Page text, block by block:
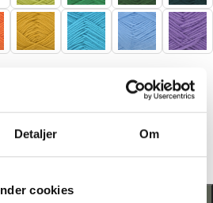
Detaljer Om
cookies
I HANDLEKURV